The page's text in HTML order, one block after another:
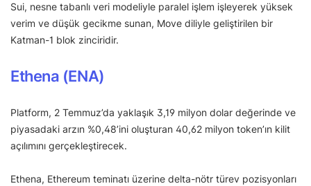
Sui, nesne tabanlı veri modeliyle paralel işlem işleyerek yüksek
verim ve düşük gecikme sunan, Move diliyle geliştirilen bir
Katman-1 blok zinciridir.
Ethena (ENA)
Platform, 2 Temmuz’da yaklaşık 3,19 milyon dolar değerinde ve
piyasadaki arzın %0,48’ini oluşturan 40,62 milyon token’ın kilit
açılımını gerçekleştirecek.
Ethena, Ethereum teminatı üzerine delta-nötr türev pozisyonları